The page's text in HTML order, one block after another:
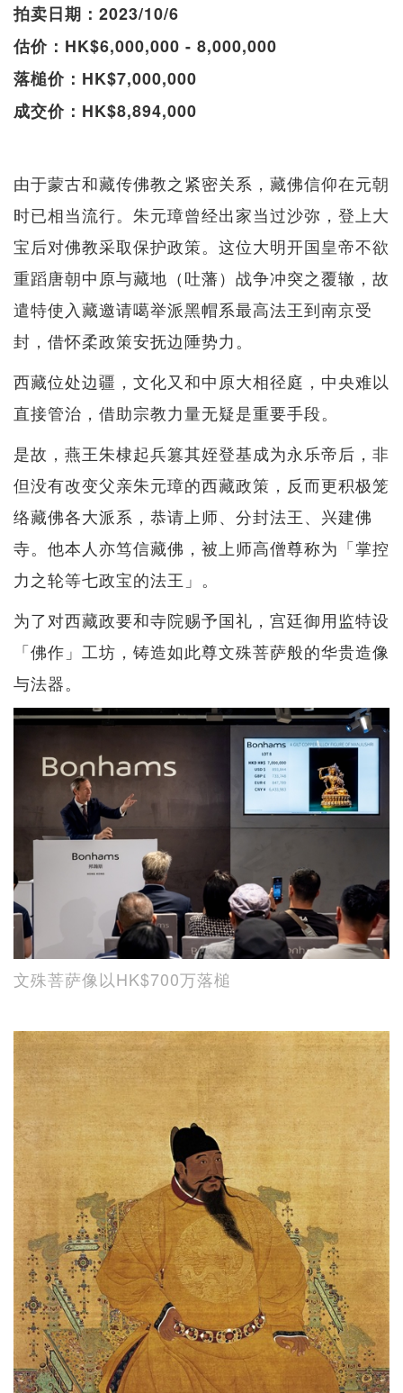
拍卖日期：2023/10/6
估价：HK$6,000,000 - 8,000,000
落槌价：HK$7,000,000
成交价：HK$8,894,000
由于蒙古和藏传佛教之紧密关系，藏佛信仰在元朝
时已相当流行。朱元璋曾经出家当过沙弥，登上大
宝后对佛教采取保护政策。这位大明开国皇帝不欲
重蹈唐朝中原与藏地（吐藩）战争冲突之覆辙，故
遣特使入藏邀请噶举派黑帽系最高法王到南京受
封，借怀柔政策安抚边陲势力。
西藏位处边疆，文化又和中原大相径庭，中央难以
直接管治，借助宗教力量无疑是重要手段。
是故，燕王朱棣起兵篡其姪登基成为永乐帝后，非
但没有改变父亲朱元璋的西藏政策，反而更积极笼
络藏佛各大派系，恭请上师、分封法王、兴建佛
寺。他本人亦笃信藏佛，被上师高僧尊称为「掌控
力之轮等七政宝的法王」。
为了对西藏政要和寺院赐予国礼，宫廷御用监特设
「佛作」工坊，铸造如此尊文殊菩萨般的华贵造像
与法器。
文殊菩萨像以HK$700万落槌